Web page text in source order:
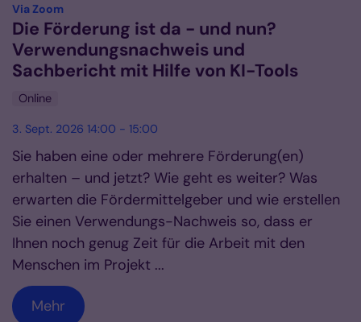
Via Zoom:
Die Förderung ist da - und nun?
Verwendungsnachweis und
Sachbericht mit Hilfe von KI-Tools
Online
3. Sept. 2026 14:00 - 15:00
Sie haben eine oder mehrere Förderung(en)
erhalten – und jetzt? Wie geht es weiter? Was
erwarten die Fördermittelgeber und wie erstellen
Sie einen Verwendungs-Nachweis so, dass er
Ihnen noch genug Zeit für die Arbeit mit den
Menschen im Projekt ...
Mehr